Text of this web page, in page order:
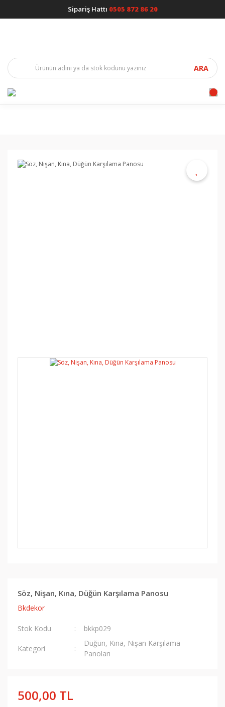
Sipariş Hattı 0505 872 86 20
ARA
Söz, Nişan, Kına, Düğün Karşılama Panosu
Bkdekor
Stok Kodu bkkp029
Kategori
Düğün, Kına, Nişan Karşılama
Panoları
500,00 TL